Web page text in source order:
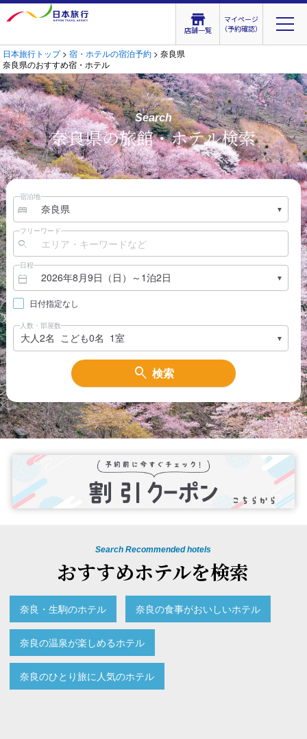
店舗一覧
マイページ
（予約確認）
日本旅行トップ>宿・ホテルの宿泊予約 > 奈良県
奈良県のおすすめ宿・ホテル
Search
奈良県の旅館・ホテル検索
宿泊地
フリーワード
日程
日付指定なし
人数・部屋数
検索
Search Recommended hotels
おすすめホテルを検索
奈良・生駒のホテル 奈良の食事がおいしいホテル
奈良の温泉が楽しめるホテル
奈良のひとり旅に人気のホテル